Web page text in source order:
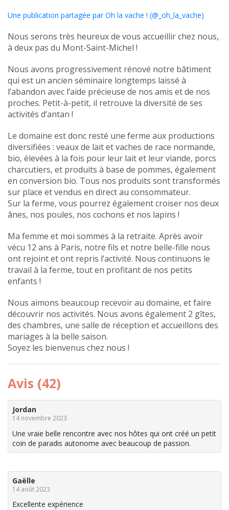
Une publication partagée par Oh la vache ! (@_oh_la_vache)
Nous serons très heureux de vous accueillir chez nous,
à deux pas du Mont-Saint-Michel !
Nous avons progressivement rénové notre bâtiment
qui est un ancien séminaire longtemps laissé à
l’abandon avec l’aide précieuse de nos amis et de nos
proches. Petit-à-petit, il retrouve la diversité de ses
activités d’antan !
Le domaine est donc resté une ferme aux productions
diversifiées : veaux de lait et vaches de race normande,
bio, élevées à la fois pour leur lait et leur viande, porcs
charcutiers, et produits à base de pommes, également
en conversion bio. Tous nos produits sont transformés
sur place et vendus en direct au consommateur.
Sur la ferme, vous pourrez également croiser nos deux
ânes, nos poules, nos cochons et nos lapins !
Ma femme et moi sommes à la retraite. Après avoir
vécu 12 ans à Paris, notre fils et notre belle-fille nous
ont rejoint et ont repris l’activité. Nous continuons le
travail à la ferme, tout en profitant de nos petits
enfants !
Nous aimons beaucoup recevoir au domaine, et faire
découvrir nos activités. Nous avons également 2 gîtes,
des chambres, une salle de réception et accueillons des
mariages à la belle saison.
Soyez les bienvenus chez nous !
Avis (42)
Jordan
14 novembre 2023
Une vraie belle rencontre avec nos hôtes qui ont créé un petit
coin de paradis autonome avec beaucoup de passion.
Gaëlle
14 août 2023
Excellente expérience